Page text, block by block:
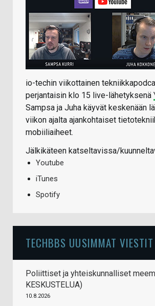
io-techin viikottainen
perjantaisin klo 15 live-lähetyksenä
Sampsa ja Juha käyvät keskenään
viikon ajalta ajankohtaiset
mobiiliaiheet.
Jälkikäteen katseltavissa/
Youtube
iTunes
Spotify
TECHBBS UUSIMMAT VIESTIT
Poliittiset ja yhteiskunnalliset
KESKUSTELUA)
10.8.2026